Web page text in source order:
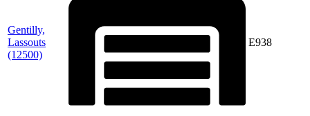
Gentilly,
Lassouts
(12500)
E938